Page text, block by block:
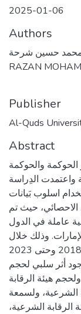
2025-01-06
Authors
حسين شرحة
RAZAN
Publisher
Al-Quds
Abstract
الحوكمة والحوكمة
واعتمدت الدِراسة
اسلوب بَيانات
الاحصائي، حيث تم
مصارف إسلامية عاملة في الدول
وذلك خلال
الفترة الممتدة من سنة 2018 وحتى 2023.
أثر سلبي لحجم
هيئة الرقابة
الشرعية، ولسمعة
الرقابة الشرعية،